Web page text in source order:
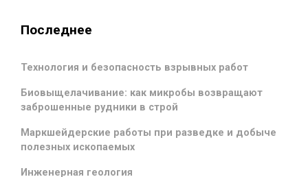
Последнее
Технология и безопасность взрывных работ
Биовыщелачивание: как микробы возвращают
заброшенные рудники в строй
Маркшейдерские работы при разведке и добыче
полезных ископаемых
Инженерная геология